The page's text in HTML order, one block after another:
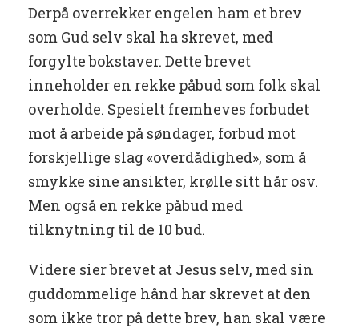
Derpå overrekker engelen ham et brev
som Gud selv skal ha skrevet, med
forgylte bokstaver. Dette brevet
inneholder en rekke påbud som folk skal
overholde. Spesielt fremheves forbudet
mot å arbeide på søndager, forbud mot
forskjellige slag «overdådighed», som å
smykke sine ansikter, krølle sitt hår osv.
Men også en rekke påbud med
tilknytning til de 10 bud.
Videre sier brevet at Jesus selv, med sin
guddommelige hånd har skrevet at den
som ikke tror på dette brev, han skal være